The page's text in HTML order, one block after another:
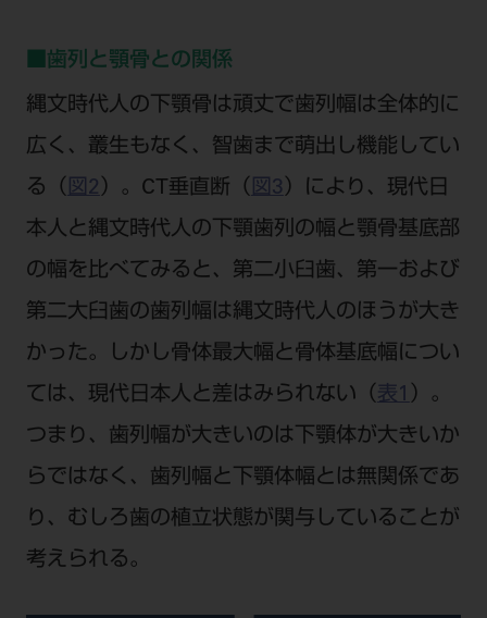
■歯列と顎骨との関係
縄文時代人の下顎骨は頑丈で歯列幅は全体的に
広く、叢生もなく、智歯まで萌出し機能してい
る（ 図2 ）。CT垂直断（ 図3 ）により、現代日
本人と縄文時代人の下顎歯列の幅と顎骨基底部
の幅を比べてみると、第二小臼歯、第一および
第二大臼歯の歯列幅は縄文時代人のほうが大き
かった。しかし骨体最大幅と骨体基底幅につい
ては、現代日本人と差はみられない（表1 ）。
つまり、歯列幅が大きいのは下顎体が大きいか
らではなく、歯列幅と下顎体幅とは無関係であ
り、むしろ歯の植立状態が関与していることが
考えられる。